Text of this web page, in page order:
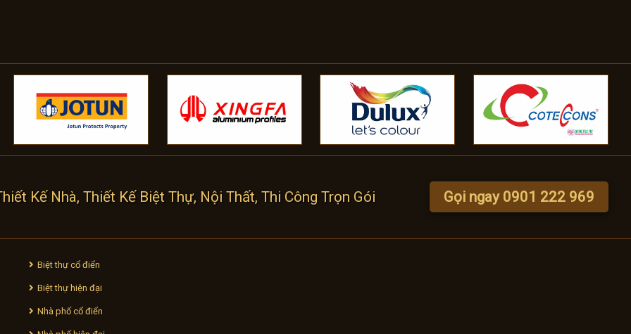
Kế Nhà, Thiết Kế Biệt Thự, Nội Thất, Thi Công Trọn Gói Gọi ngay 0901 222 969
Biệt thự cổ điển
Biệt thự hiện đại
Nhà phố cổ điển